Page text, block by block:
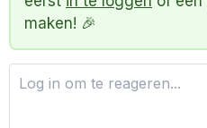
maken! 🎉